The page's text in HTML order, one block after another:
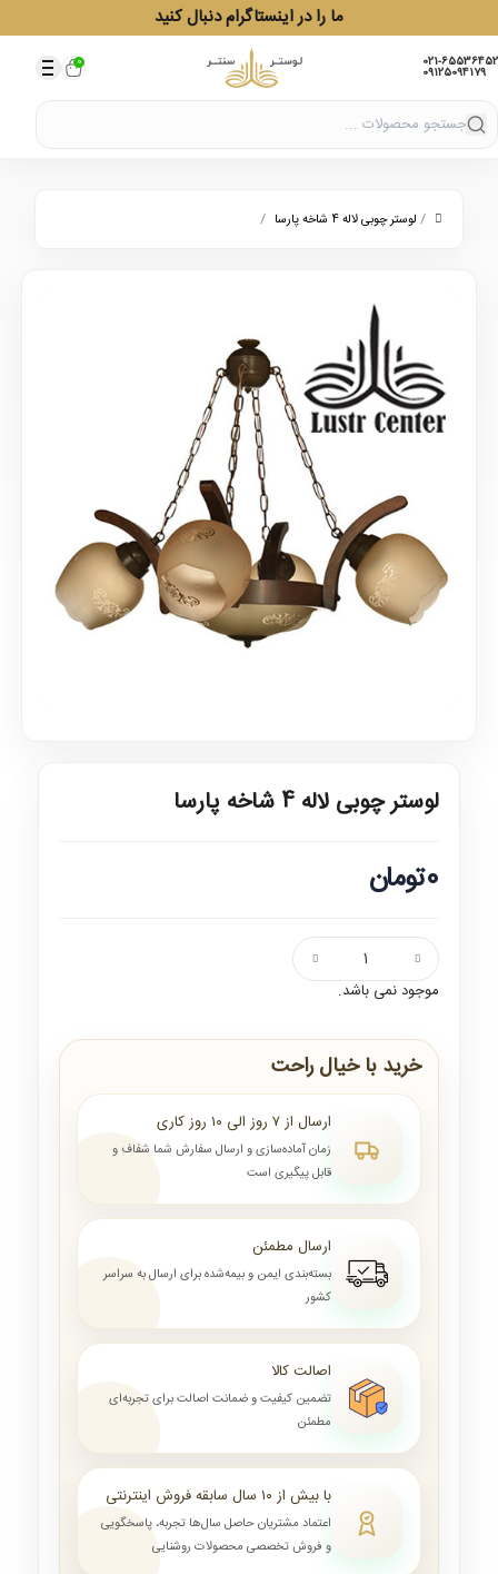
ما را در اینستاگرام دنبال کنید
021-65536452
09125094179
0
/ لوستر چوبی لاله 4 شاخه پارسا /
لوستر چوبی لاله 4 شاخه پارسا
0تومان
موجود نمی باشد.
خرید با خیال راحت
ارسال از ۷ روز الی ۱۰ روز کاری
زمان آماده‌سازی و ارسال سفارش شما شفاف و
قابل پیگیری است
ارسال مطمئن
بسته‌بندی ایمن و بیمه‌شده برای ارسال به سراسر
کشور
اصالت کالا
تضمین کیفیت و ضمانت اصالت برای تجربه‌ای
مطمئن
با بیش از ۱۰ سال سابقه فروش اینترنتی
اعتماد مشتریان حاصل سال‌ها تجربه، پاسخگویی
و فروش تخصصی محصولات روشنایی